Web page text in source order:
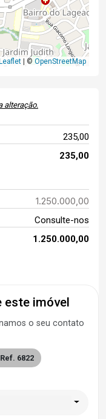
| © OpenStreetMap
alteração.
235,00
235,00
1.250.000,00
Consulte-nos
1.250.000,00
este imóvel
o seu contato
Ref. 6822